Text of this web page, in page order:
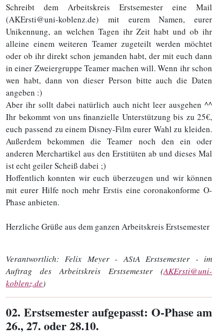
Schreibt dem Arbeitskreis Erstsemester eine Mail
(AKErsti@uni-koblenz.de) mit eurem Namen, eurer
Unikennung, an welchen Tagen ihr Zeit habt und ob ihr
alleine einem weiteren Teamer zugeteilt werden möchtet
oder ob ihr direkt schon jemanden habt, der mit euch dann
in einer Zweiergruppe Teamer machen will. Wenn ihr schon
wen habt, dann von dieser Person bitte auch die Daten
angeben :)
Aber ihr sollt dabei natürlich auch nicht leer ausgehen ^^
Ihr bekommt von uns finanzielle Unterstützung bis zu 25€,
euch passend zu einem Disney-Film eurer Wahl zu kleiden.
Außerdem bekommen die Teamer noch den ein oder
anderen Merchartikel aus den Erstitüten ab und dieses Mal
ist echt geiler Scheiß dabei ;)
Hoffentlich konnten wir euch überzeugen und wir können
mit eurer Hilfe noch mehr Erstis eine coronakonforme O-
Phase anbieten.
Herzliche Grüße aus dem ganzen Arbeitskreis Erstsemester
Verantwortlich: Felix Meyer - AStA Erstsemester - im
Auftrag des Arbeitskreis Erstsemester (AKErsti@uni-
koblenz.de)
02. Erstsemester aufgepasst: O-Phase am
26., 27. oder 28.10.